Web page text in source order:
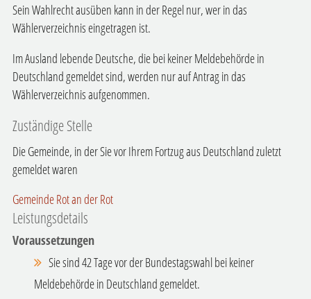
Sein Wahlrecht ausüben kann in der Regel nur, wer in das
Wählerverzeichnis eingetragen ist.
Im Ausland lebende Deutsche, die bei keiner Meldebehörde in
Deutschland gemeldet sind, werden nur auf Antrag in das
Wählerverzeichnis aufgenommen.
Zuständige Stelle
Die Gemeinde, in der Sie vor Ihrem Fortzug aus Deutschland zuletzt
gemeldet waren
Gemeinde Rot an der Rot
Leistungsdetails
Voraussetzungen
Sie sind 42 Tage vor der Bundestagswahl bei keiner
Meldebehörde in Deutschland gemeldet.